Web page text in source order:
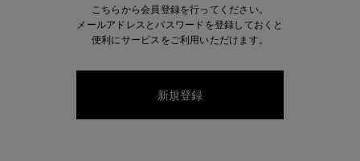
こちらから会員登録を行ってください。
メールアドレスとパスワードを登録しておくと
便利にサービスをご利用いただけます。